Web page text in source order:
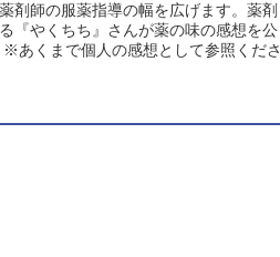
剤師の服薬指導の幅を広げます。薬剤
『やくちち』さんが薬の味の感想を公
あくまで個人の感想として参照くださ